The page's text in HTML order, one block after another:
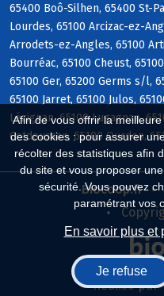
Afin de vous offrir la
des cookies : pour assurer
récolter des statistiques afin
du site et vous proposer
sécurité. Vous pouvez
paramétrant vos
En savoir plus et
Je refuse
65400 Boô-Silhen, 65400 St-
Lourdes, 65100 Arcizac-ez-
Arrodets-ez-Angles, 65100
Bourréac, 65100 Cheust,
65100 Ger, 65200 Germs s/l,
65100 Jarret, 65100 Julos,
Lézignan, 65100 Lugagnan,
Cotdoussan, 65100 Ourdon,
Biocoop.fr
Réalisé par